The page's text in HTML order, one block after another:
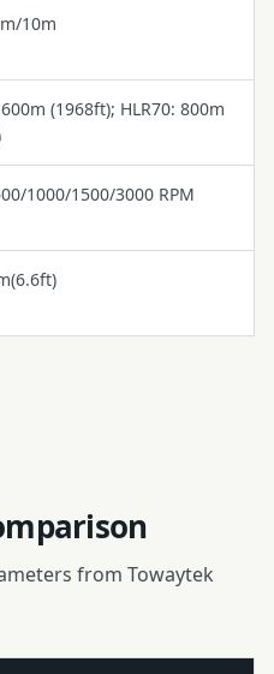
10m
(1968ft); HLR70: 800m
1000/1500/3000 RPM
from Towaytek